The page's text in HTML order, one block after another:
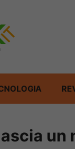
un